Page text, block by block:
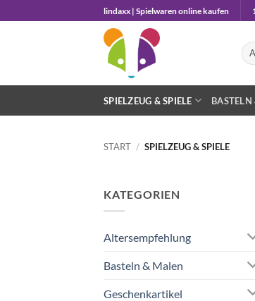
Inhalt
lindaxx | Spielwaren online kaufen
SPIELZEUG & SPIELE
START / SPIELZEUG & SPIELE
KATEGORIEN
Altersempfehlung
Basteln & Malen
Geschenkartikel